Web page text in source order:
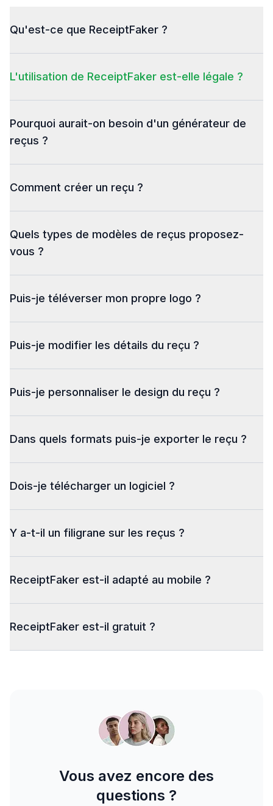
Qu'est-ce que ReceiptFaker ?
L'utilisation de ReceiptFaker est-elle légale ?
Pourquoi aurait-on besoin d'un générateur de
reçus ?
Comment créer un reçu ?
Quels types de modèles de reçus proposez-
vous ?
Puis-je téléverser mon propre logo ?
Puis-je modifier les détails du reçu ?
Puis-je personnaliser le design du reçu ?
Dans quels formats puis-je exporter le reçu ?
Dois-je télécharger un logiciel ?
Y a-t-il un filigrane sur les reçus ?
ReceiptFaker est-il adapté au mobile ?
ReceiptFaker est-il gratuit ?
Vous avez encore des
questions ?